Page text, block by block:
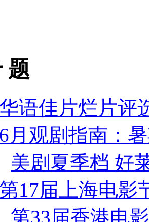
题
语佳片烂片评
6月观剧指南：
美剧夏季档 好
第17届上海电影
第33届香港电